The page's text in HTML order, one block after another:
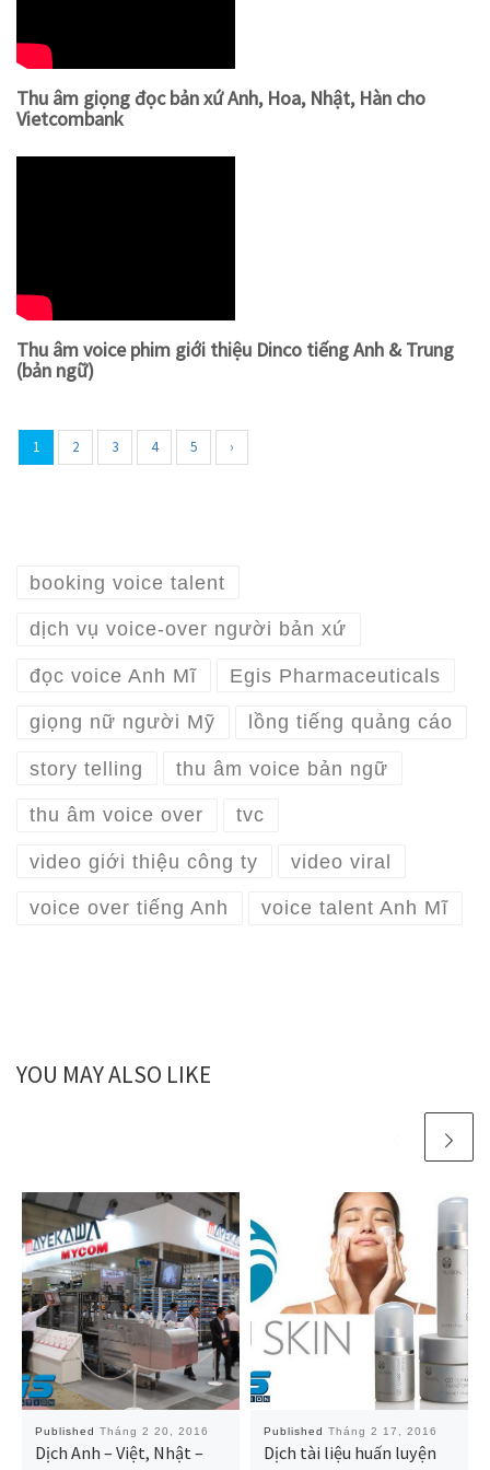
Thu âm giọng đọc bản xứ Anh, Hoa, Nhật, Hàn cho
Vietcombank
Thu âm voice phim giới thiệu Dinco tiếng Anh & Trung
(bản ngữ)
1 2 3 4 5 ›
booking voice talent
dịch vụ voice-over người bản xứ
đọc voice Anh Mĩ Egis Pharmaceuticals
giọng nữ người Mỹ lồng tiếng quảng cáo
story telling thu âm voice bản ngữ
thu âm voice over tvc
video giới thiệu công ty video viral
voice over tiếng Anh voice talent Anh Mĩ
YOU MAY ALSO LIKE
Published Tháng 2 20, 2016
Dịch Anh – Việt, Nhật –
Published Tháng 2 17, 2016
Dịch tài liệu huấn luyện